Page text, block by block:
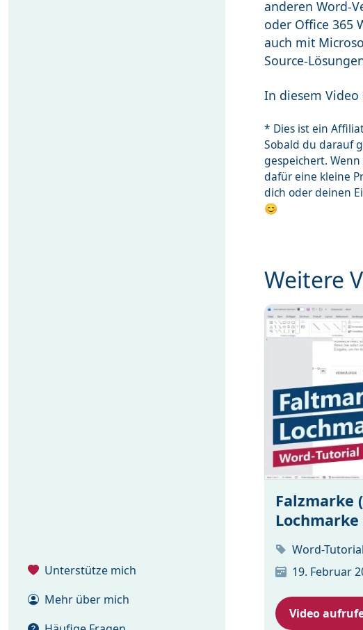
anderen Word-
oder Office 365
auch mit
Source-
In diesem
* Dies ist ein
Sobald du darauf
gespeichert.
dafür eine kleine
dich oder deinen
😊
Weitere
Falzmarke
Word-Tutorial
19. Februar
Video
Unterstütze mich
Mehr über mich